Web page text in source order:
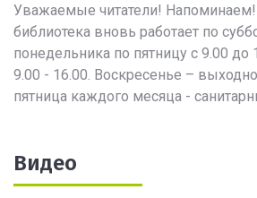
Уважаемые читатели! Напоминаем!
библиотека вновь работает по
понедельника по пятницу с 9.00 до
9.00 - 16.00. Воскресенье –
пятница каждого месяца -
Видео